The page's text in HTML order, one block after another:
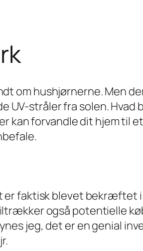
om hushjørnerne. Men
UV-stråler fra solen. Hvad
kan forvandle dit hjem til
er faktisk blevet bekræftet
også potentielle
jeg, det er en genial